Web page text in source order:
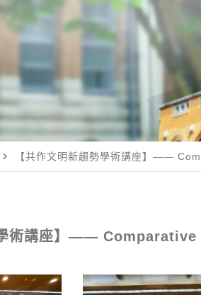
navigate_next 【共作文明新趨勢學術講座】——
學術講座】——